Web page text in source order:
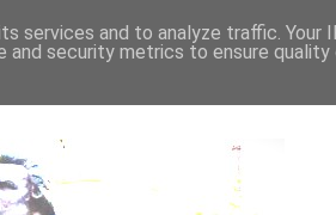
services and to analyze traffic. Your
and security metrics to ensure